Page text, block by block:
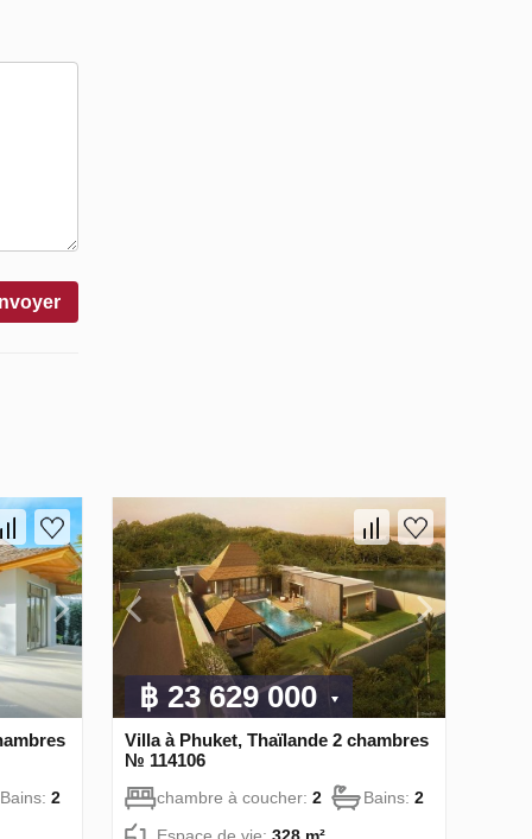
Bains: 2
฿ 23 629 000
Villa à Phuket, Thaïlande 2 chambres
№ 114106
chambre à coucher: 2 Bains: 2